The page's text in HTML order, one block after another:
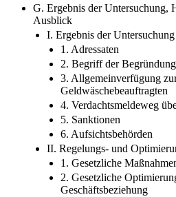
G. Ergebnis der Untersuchung,
Ausblick
I. Ergebnis der Untersuchung
1. Adressaten
2. Begriff der
3. Allgemeinverfügung
Geldwäschebeauftragten
4. Verdachtsmeldeweg
5. Sanktionen
6. Aufsichtsbehörden
II. Regelungs- und
1. Gesetzliche
2. Gesetzliche
Geschäftsbeziehung